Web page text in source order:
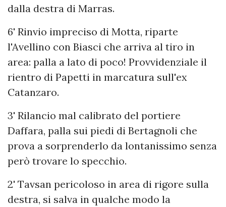
dalla destra di Marras.
6' Rinvio impreciso di Motta, riparte
l'Avellino con Biasci che arriva al tiro in
area: palla a lato di poco! Provvidenziale il
rientro di Papetti in marcatura sull'ex
Catanzaro.
3' Rilancio mal calibrato del portiere
Daffara, palla sui piedi di Bertagnoli che
prova a sorprenderlo da lontanissimo senza
però trovare lo specchio.
2' Tavsan pericoloso in area di rigore sulla
destra, si salva in qualche modo la